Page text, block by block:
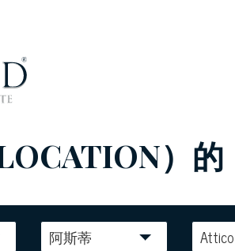
）的
阿斯蒂 Attico